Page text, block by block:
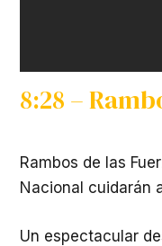
8:28 –
Rambos de las
Nacional cuidarán
Un espectacular